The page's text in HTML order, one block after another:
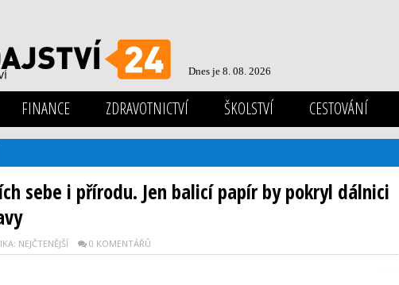
Dnes je 8. 08. 2026
FINANCE ZDRAVOTNICTVÍ ŠKOLSTVÍ CESTOVÁNÍ
sebe i přírodu. Jen balicí papír by pokryl dálnici
NEJČTENĚJŠÍ 0 KOMENTÁŘŮ